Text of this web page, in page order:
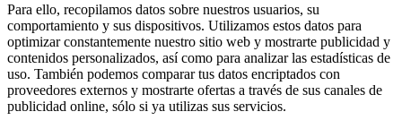
Para ello, recopilamos datos sobre nuestros usuarios, su
comportamiento y sus dispositivos. Utilizamos estos datos para
optimizar constantemente nuestro sitio web y mostrarte publicidad y
contenidos personalizados, así como para analizar las estadísticas de
uso. También podemos comparar tus datos encriptados con
proveedores externos y mostrarte ofertas a través de sus canales de
publicidad online, sólo si ya utilizas sus servicios.